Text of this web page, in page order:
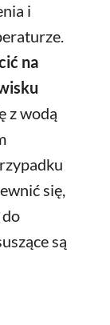
i
na
z wodą
się,
są